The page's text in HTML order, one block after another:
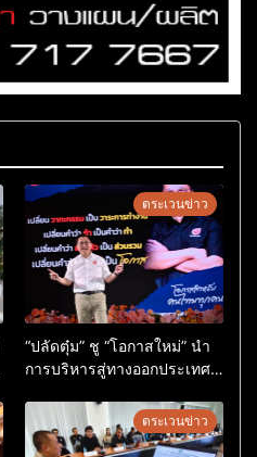
ตระเวนข่าว
“ปลัดตุ๋ม” ชู “โอกาสใหม่” นำ
การบริหารสู่ทางออกประเทศ
ตระเวนข่าว